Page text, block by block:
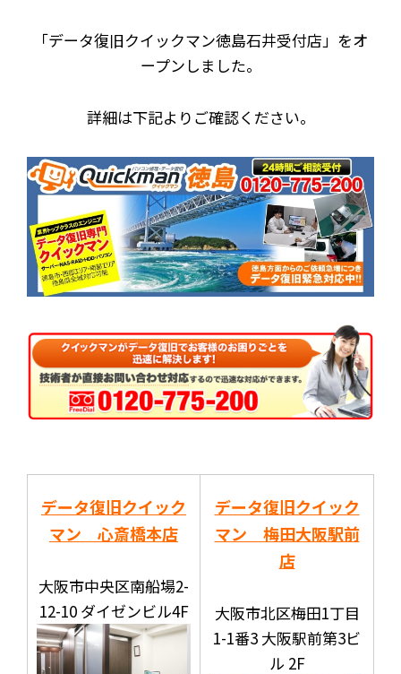
「データ復旧クイックマン徳島石井受付店」をオ
ープンしました。
詳細は下記よりご確認ください。
データ復旧クイック
マン 心斎橋本店
大阪市中央区南船場2-
12-10 ダイゼンビル4F
データ復旧クイック
マン 梅田大阪駅前
店
大阪市北区梅田1丁目
1-1番3 大阪駅前第3ビ
ル 2F